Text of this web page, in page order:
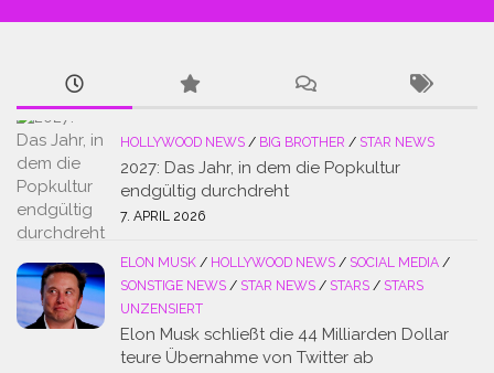
HOLLYWOOD NEWS / BIG BROTHER / STAR NEWS
2027: Das Jahr, in dem die Popkultur
endgültig durchdreht
7. APRIL 2026
ELON MUSK / HOLLYWOOD NEWS / SOCIAL MEDIA /
SONSTIGE NEWS / STAR NEWS / STARS / STARS
UNZENSIERT
Elon Musk schließt die 44 Milliarden Dollar
teure Übernahme von Twitter ab